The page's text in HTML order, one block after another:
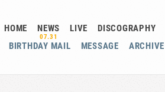
HOME NEWS
07.31
LIVE DISCOGRAPHY
BIRTHDAY MAIL MESSAGE ARCHIVE